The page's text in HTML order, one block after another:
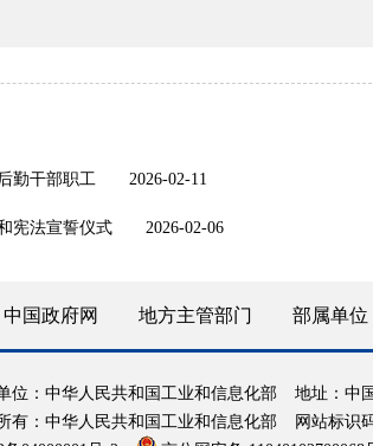
勤干部职工 2026-02-11
宪法宣誓仪式 2026-02-06
中国政府网 地方主管部门 部属单位
位：中华人民共和国工业和信息化部 地址：中
有：中华人民共和国工业和信息化部
网站标识